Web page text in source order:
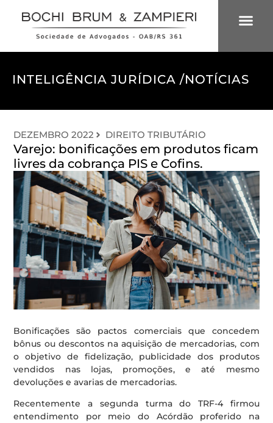
INTELIGÊNCIA JURÍDICA /NOTÍCIAS
DEZEMBRO 2022 DIREITO TRIBUTÁRIO
Varejo: bonificações em produtos ficam
livres da cobrança PIS e Cofins.
Bonificações são pactos comerciais que concedem
bônus ou descontos na aquisição de mercadorias, com
o objetivo de fidelização, publicidade dos produtos
vendidos nas lojas, promoções, e até mesmo
devoluções e avarias de mercadorias.
Recentemente a segunda turma do TRF-4 firmou
entendimento por meio do Acórdão proferido na